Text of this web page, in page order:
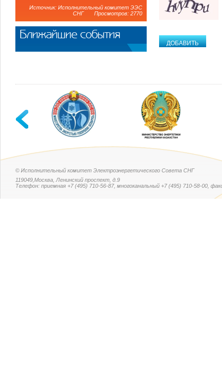
Источник: Исполнительный комитет ЭЭС
СНГ Просмотров: 2770
Ближайшие события
© Исполнительный комитет Электроэнергетического Совета СНГ
119049,Москва, Ленинский проспект, д.9
Телефон: приемная +7 (495) 710-56-87, многоканальный +7 (495) 710-58-00,